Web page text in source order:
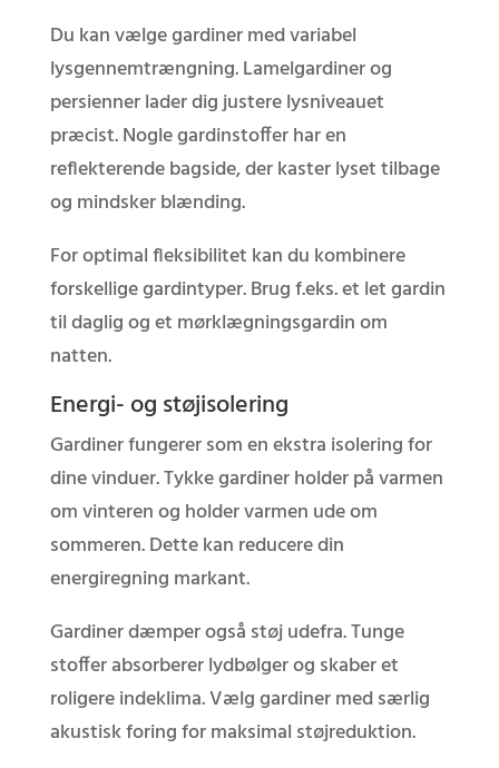
Du kan vælge gardiner med variabel
lysgennemtrængning. Lamelgardiner og
persienner lader dig justere lysniveauet
præcist. Nogle gardinstoffer har en
reflekterende bagside, der kaster lyset tilbage
og mindsker blænding.
For optimal fleksibilitet kan du kombinere
forskellige gardintyper. Brug f.eks. et let gardin
til daglig og et mørklægningsgardin om
natten.
Energi- og støjisolering
Gardiner fungerer som en ekstra isolering for
dine vinduer. Tykke gardiner holder på varmen
om vinteren og holder varmen ude om
sommeren. Dette kan reducere din
energiregning markant.
Gardiner dæmper også støj udefra. Tunge
stoffer absorberer lydbølger og skaber et
roligere indeklima. Vælg gardiner med særlig
akustisk foring for maksimal støjreduktion.